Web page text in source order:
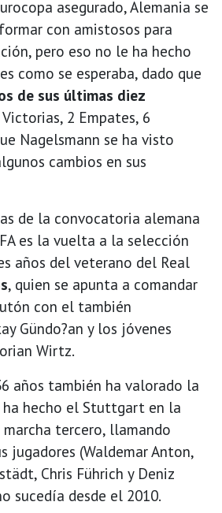
asegurado, Alemania se
con amistosos para
pero eso no le ha hecho
como se esperaba, dado que
de sus últimas diez
Victorias, 2 Empates, 6
Nagelsmann se ha visto
cambios en sus
de la convocatoria alemana
es la vuelta a la selección
años del veterano del Real
, quien se apunta a comandar
con el también
Gündo?an y los jóvenes
Wirtz.
años también ha valorado la
ha hecho el Stuttgart en la
marcha tercero, llamando
jugadores (Waldemar Anton,
Chris Führich y Deniz
sucedía desde el 2010.